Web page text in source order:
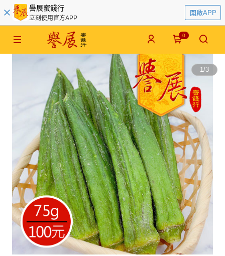
譽展蜜餞行
立刻使用官方APP
開啟APP
0
1/3